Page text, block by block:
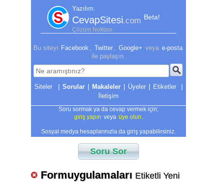
Yazılım.
CevapSitesi.com Beta!
Çözüm Noktası
Bu siteyi Facebook Twitter Google+ veya e-posta
ile paylaşın.
| Sorular | Makaleler | Üyeler | Etiketler
|
İletişim
Soru sormak ya da cevap vermek için;
giriş yapın veya üye olun
Sosyal medya hesaplarınızla da giriş yapabilirsiniz.
Soru Sor
Formuygulamaları Etiketli Yeni